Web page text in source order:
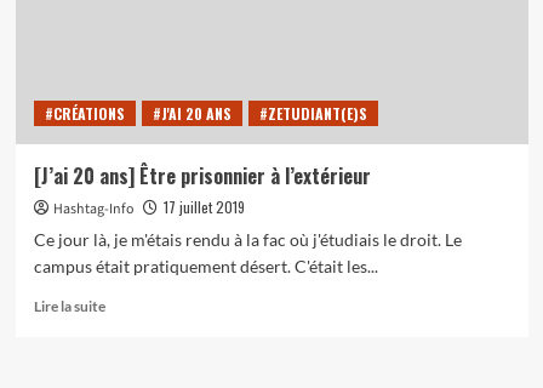
#CRÉATIONS #J'AI 20 ANS #ZETUDIANT(E)S
[J’ai 20 ans] Être prisonnier à l’extérieur
Hashtag-Info
17 juillet 2019
Ce jour là, je m'étais rendu à la fac où j'étudiais le droit. Le
campus était pratiquement désert. C'était les...
Lire la suiteEn